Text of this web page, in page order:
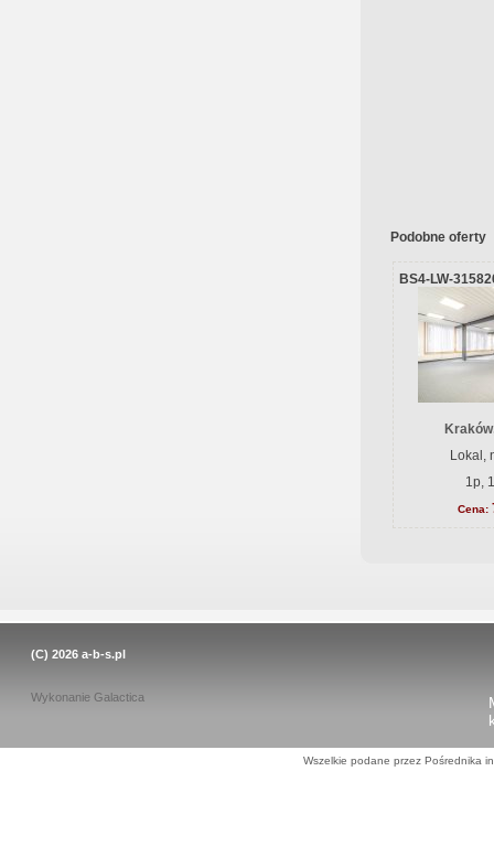
Podobne oferty
BS4-LW-
Lokal,
1p,
Cena:
(C) 2026 a-b-s.pl
Wykonanie Galactica
Wszelkie podane przez Pośrednika